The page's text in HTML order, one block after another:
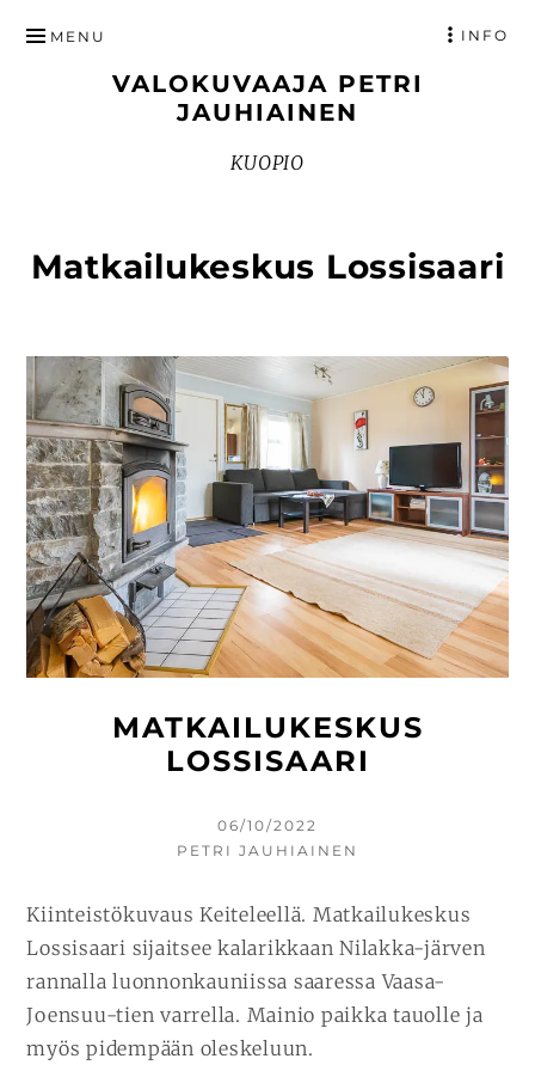
SISÄLTÖÖN
VALOKUVAAJA PETRI
JAUHIAINEN
KUOPIO
MENU INFO
Matkailukeskus Lossisaari
MATKAILUKESKUS
LOSSISAARI
KIRJOITETTU
06/10/2022
KIRJOITTAJA
PETRI JAUHIAINEN
Kiinteistökuvaus Keiteleellä. Matkailukeskus
Lossisaari sijaitsee kalarikkaan Nilakka-järven
rannalla luonnonkauniissa saaressa Vaasa-
Joensuu-tien varrella. Mainio paikka tauolle ja
myös pidempään oleskeluun.